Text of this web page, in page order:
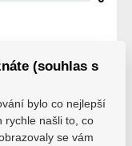
(souhlas s
bylo co nejlepší
rychle našli to, co
se vám